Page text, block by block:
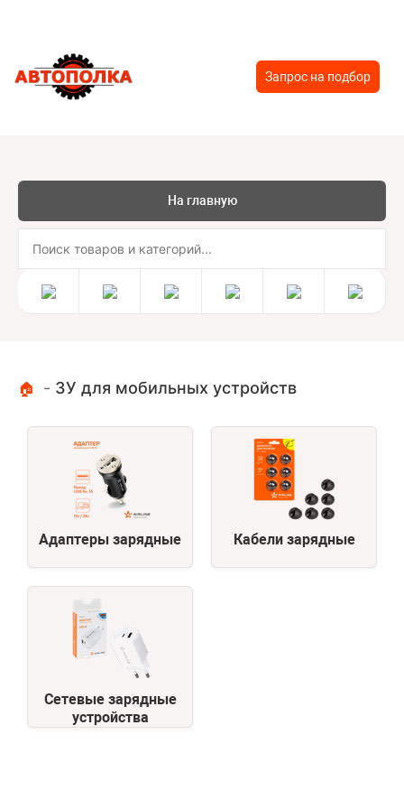
Запрос на подбор
На главную
🏠 - ЗУ для мобильных устройств
Адаптеры зарядные Кабели зарядные
Сетевые зарядные
устройства